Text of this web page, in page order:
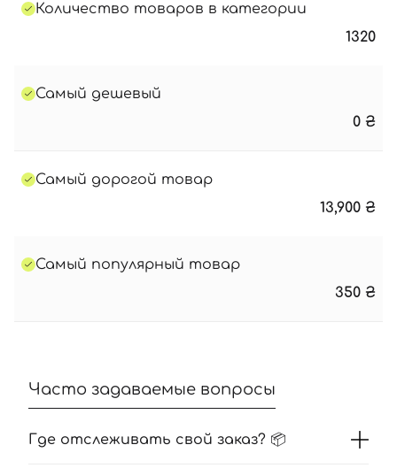
Количество товаров в категории
1320
Самый дешевый
0 ₴
Самый дорогой товар
13,900 ₴
Самый популярный товар
350 ₴
Часто задаваемые вопросы
Где отслеживать свой заказ? 📦